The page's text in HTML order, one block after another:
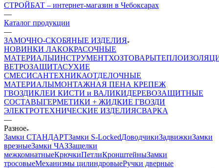
СТРОЙБАТ – интернет-магазин в Чебоксарах
—
Каталог продукции
—
ЗАМОЧНО-СКОБЯНЫЕ ИЗДЕЛИЯ
НОВИНКИ ЛАКОКРАСОЧНЫЕ
МАТЕРИАЛЫИНСТРУМЕНТХОЗТОВАРЫ
ВЕТРОЗАЩИТАСУХИЕ
СМЕСИСАНТЕХНИКАОТДЕЛОЧНЫЕ
МАТЕРИАЛЫМОНТАЖНАЯ ПЕНА КРЕПЕЖ
ГВОЗДИКЛЕИ КИСТИ и ВАЛИКИДЕРЕВОЗАЩИТНЫЕ
СОСТАВЫГЕРМЕТИКИ + ЖИДКИЕ ГВОЗДИ
ЭЛЕКТРОТЕХНИЧЕСКИЕ ИЗДЕЛИЯСВАРКА
—
Разное
Замки СТАНДАРТЗамки S-LockedДоводчикиЗадвижкиЗамки
врезныеЗамки ЧАЗЗащелки
межкомнатныеКрючкиПетлиКронштейныЗамки
тросовыеМеханизмы цилиндровыеРучки дверные